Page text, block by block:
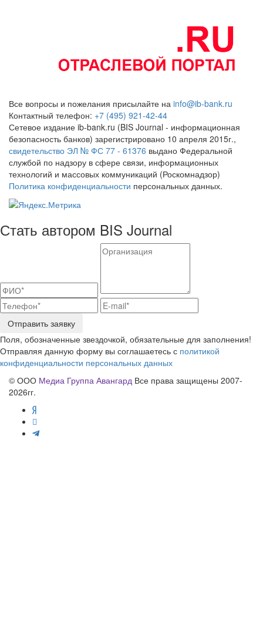
Все вопросы и пожелания присылайте на info@ib-bank.ru
Контактный телефон: +7 (495) 921-42-44
Сетевое издание ib-bank.ru (BIS Journal - информационная
безопасность банков) зарегистрировано 10 апреля 2015г.,
свидетельство ЭЛ № ФС 77 - 61376 выдано Федеральной
службой по надзору в сфере связи, информационных
технологий и массовых коммуникаций (Роскомнадзор)
Политика конфиденциальности персональных данных.
Стать автором BIS Journal
Отправить заявку
Поля, обозначенные звездочкой, обязательные для заполнения!
Отправляя данную форму вы соглашаетесь с политикой
конфиденциальности персональных данных
© ООО Медиа Группа Авангард Все права защищены 2007-
2026гг.